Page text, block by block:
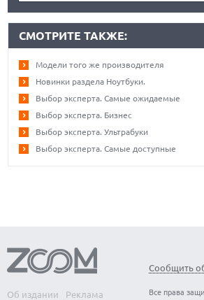
СМОТРИТЕ ТАКЖЕ:
Модели того же производителя
Новинки раздела Ноутбуки.
Выбор эксперта. Самые ожидаемые
Выбор эксперта. Бизнес
Выбор эксперта. Ультрабуки
Выбор эксперта. Самые доступные
Об издании
Реклама
Сообщить
Все права